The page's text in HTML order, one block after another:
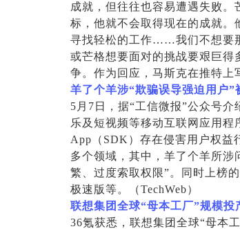
成就，但往往也容易遭遇失败。
标，他就不会取得现在的成就。
寻找轻松的工作……我们不想要
或芒格想要面对的挑战要艰巨
争。作为回应，马斯克在推特上
羊了个羊涉“欺骗误导强迫用户”
5 月7日，据“工信微报”公众号
乐及短视频等移动互联网应用
App（SDK）存在侵害用户权益
多个领域，其中，羊了个羊所涉
繁、过度索取权限”。同时上榜
极速版等。（TechWeb）
联想集团全球“母本工厂”规模投
36氪获悉，联想集团全球“母本